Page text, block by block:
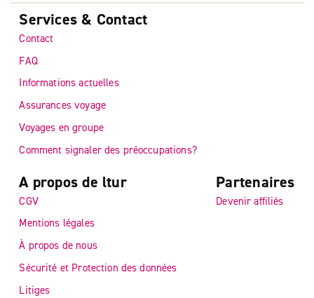
Services & Contact
Contact
FAQ
Informations actuelles
Assurances voyage
Voyages en groupe
Comment signaler des préoccupations?
A propos de ltur
CGV
Mentions légales
À propos de nous
Sécurité et Protection des données
Litiges
Partenaires
Devenir affiliés